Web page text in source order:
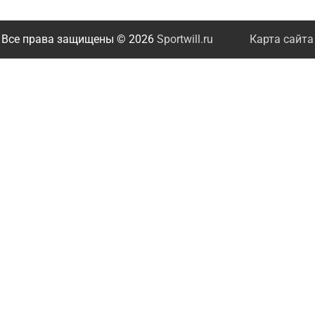
Все права защищены © 2026 Sportwill.ru Карта сайта